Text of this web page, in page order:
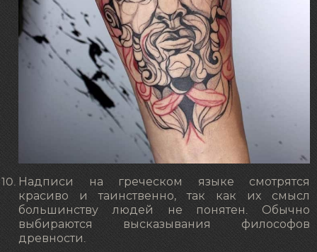
Надписи на греческом языке смотрятся
красиво и таинственно, так как их смысл
большинству людей не понятен. Обычно
выбираются высказывания философов
древности.